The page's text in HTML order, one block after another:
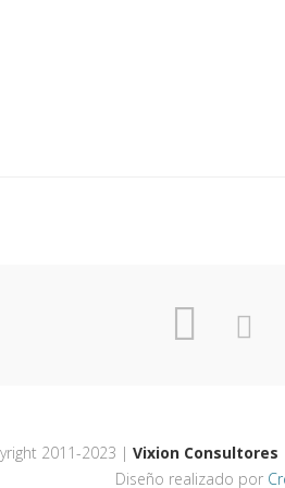
2011-2023 | Vixion Consultores
Diseño realizado por